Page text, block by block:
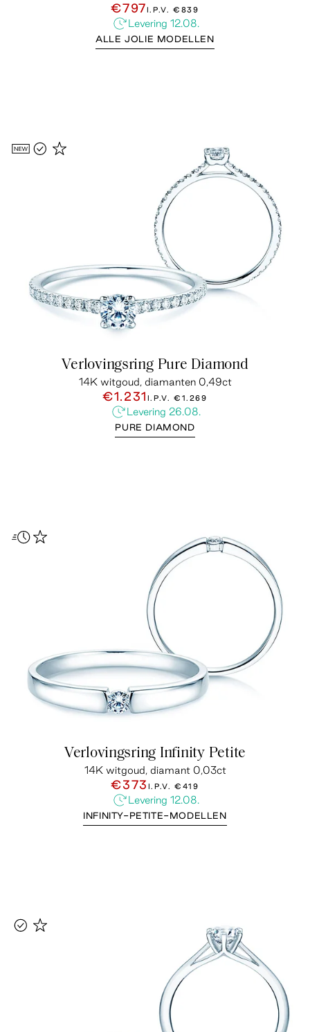
€797I.P.V.€839
Levering 12.08.
ALLE JOLIE MODELLEN
Verlovingsring Pure Diamond
14K witgoud, diamanten 0,49ct
€1.231 I.P.V.€1.269
Levering 26.08.
PURE DIAMOND
Verlovingsring Infinity Petite
14K witgoud, diamant 0,03ct
€373 I.P.V.€419
Levering 12.08.
INFINITY-PETITE-MODELLEN